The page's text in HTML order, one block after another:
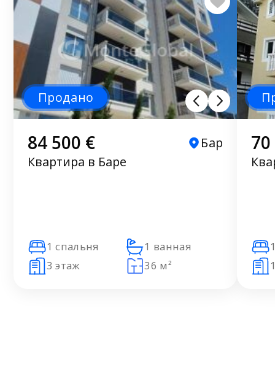
Продано
84 500 €
Бар
Квартира в Баре
1 спальня
1 ванная
3 этаж
36 м²